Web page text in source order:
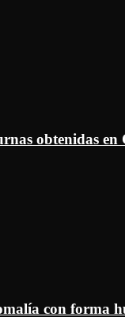
obtenidas en
con forma